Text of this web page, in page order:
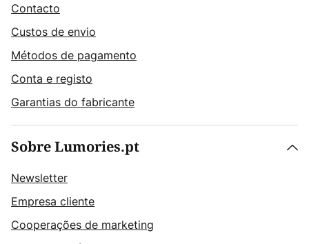
Contacto
Custos de envio
Métodos de pagamento
Conta e registo
Garantias do fabricante
Sobre Lumories.pt
Newsletter
Empresa cliente
Cooperações de marketing